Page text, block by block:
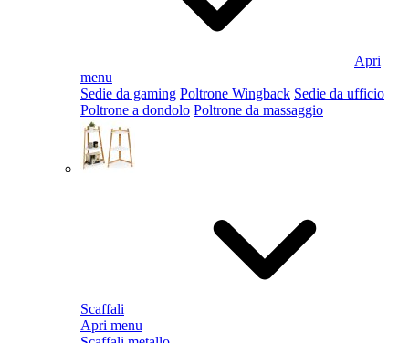
Apri
menu
Sedie da gaming Poltrone Wingback Sedie da ufficio
Poltrone a dondolo Poltrone da massaggio
Scaffali
Apri menu